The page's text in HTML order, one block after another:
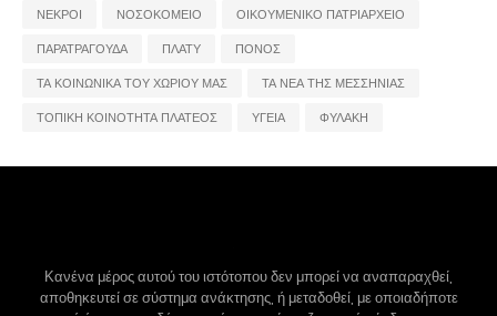
ΝΕΚΡΟΙ
ΝΟΣΟΚΟΜΕΙΟ
ΟΙΚΟΥΜΕΝΙΚΟ ΠΑΤΡΙΑΡΧΕΙΟ
ΠΑΡΑΤΡΑΓΟΥΔΑ
ΠΛΑΤΥ
ΠΟΝΟΣ
ΤΑ ΚΟΙΝΩΝΙΚΑ ΤΟΥ ΧΩΡΙΟΥ ΜΑΣ
ΤΑ ΝΕΑ ΤΗΣ ΜΕΣΣΗΝΙΑΣ
ΤΟΠΙΚΗ ΚΟΙΝΟΤΗΤΑ ΠΛΑΤΕΟΣ
ΥΓΕΙΑ ΦΥΛΑΚΗ
Κανένα μέρος αυτού του ιστότοπου δεν μπορεί να αναπαραχθεί,
αποθηκευτεί σε σύστημα ανάκτησης, ή μεταδοθεί, με οποιαδήποτε